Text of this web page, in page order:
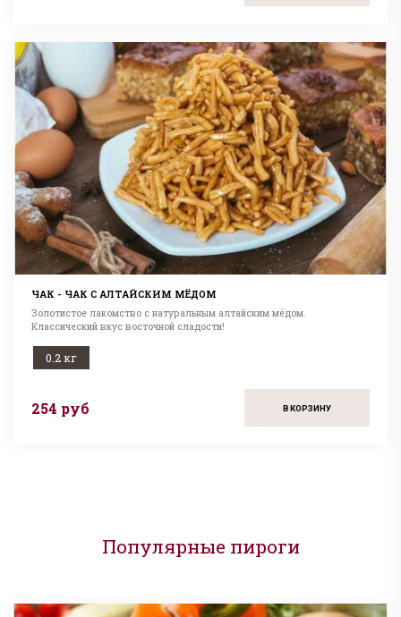
ЧАК - ЧАК С АЛТАЙСКИМ МЁДОМ
Золотистое лакомство с натуральным алтайским мёдом.
Классический вкус восточной сладости!
0.2 кг
254 руб В КОРЗИНУ
Популярные пироги